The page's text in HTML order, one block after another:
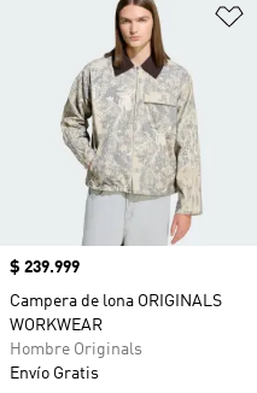
Precio
$ 239.999
Campera de lona ORIGINALS
WORKWEAR
Hombre Originals
Envío Gratis